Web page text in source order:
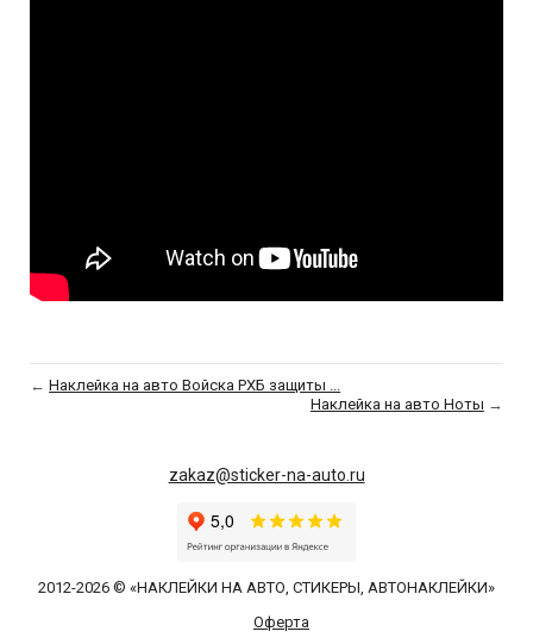
←Наклейка на авто Войска РХБ защиты ...
Наклейка на авто Ноты →
zakaz@sticker-na-auto.ru
2012-2026 © «НАКЛЕЙКИ НА АВТО, СТИКЕРЫ, АВТОНАКЛЕЙКИ»
Оферта